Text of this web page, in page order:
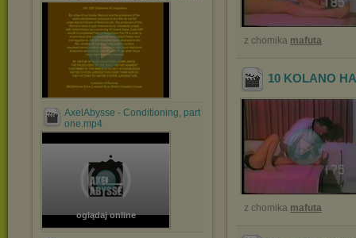
AxelAbysse - Conditioning, part
one.mp4
oglądaj online
z chomika mafuta
10 KOLANO
z chomika mafuta